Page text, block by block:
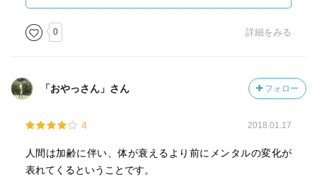
「マインドフルネス」について書かれているあたり新しい
本なんだなあと思いました。
「そんなことで人を責めてはいけない」だらけな気がしま
した。
0 詳細をみる
「おやっさん」さん フォロー
4 2018.01.17
人間は加齢に伴い、体が衰えるより前にメンタルの変化が
表れてくるということです。